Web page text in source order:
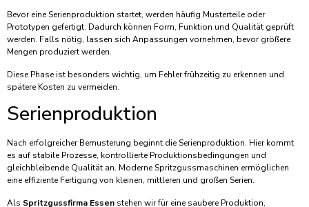
Bevor eine Serienproduktion startet, werden häufig Musterteile oder
Prototypen gefertigt. Dadurch können Form, Funktion und Qualität geprüft
werden. Falls nötig, lassen sich Anpassungen vornehmen, bevor größere
Mengen produziert werden.
Diese Phase ist besonders wichtig, um Fehler frühzeitig zu erkennen und
spätere Kosten zu vermeiden.
Serienproduktion
Nach erfolgreicher Bemusterung beginnt die Serienproduktion. Hier kommt
es auf stabile Prozesse, kontrollierte Produktionsbedingungen und
gleichbleibende Qualität an. Moderne Spritzgussmaschinen ermöglichen
eine effiziente Fertigung von kleinen, mittleren und großen Serien.
Als Spritzgussfirma Essen stehen wir für eine saubere Produktion,